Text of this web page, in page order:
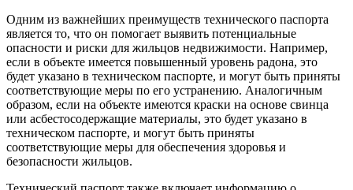
Одним из важнейших преимуществ технического паспорта
является то, что он помогает выявить потенциальные
опасности и риски для жильцов недвижимости. Например,
если в объекте имеется повышенный уровень радона, это
будет указано в техническом паспорте, и могут быть приняты
соответствующие меры по его устранению. Аналогичным
образом, если на объекте имеются краски на основе свинца
или асбестосодержащие материалы, это будет указано в
техническом паспорте, и могут быть приняты
соответствующие меры для обеспечения здоровья и
безопасности жильцов.